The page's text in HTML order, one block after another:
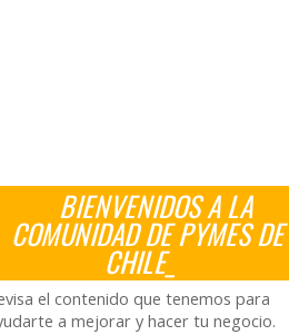
BIENVENIDOS A LA
COMUNIDAD DE PYMES DE
CHILE_
el contenido que tenemos para
a mejorar y hacer tu negocio.